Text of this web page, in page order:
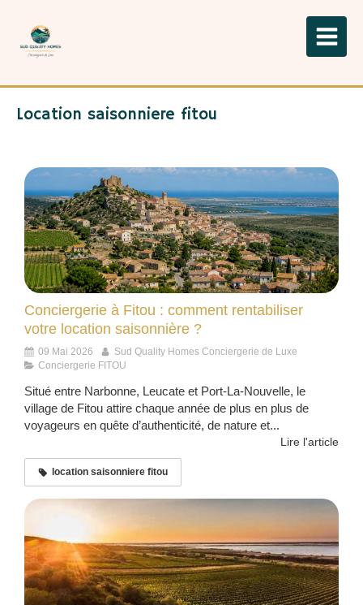
Location saisonniere fitou
Conciergerie à Fitou : comment rentabiliser
votre location saisonnière ?
09 Mai 2026
Sud Quality Homes Conciergerie de Luxe
Conciergerie FITOU
Situé entre Narbonne, Leucate et Port-La-Nouvelle, le
village de Fitou attire chaque année de plus en plus de
voyageurs en quête d’authenticité, de nature et...
Lire l'article
location saisonniere fitou